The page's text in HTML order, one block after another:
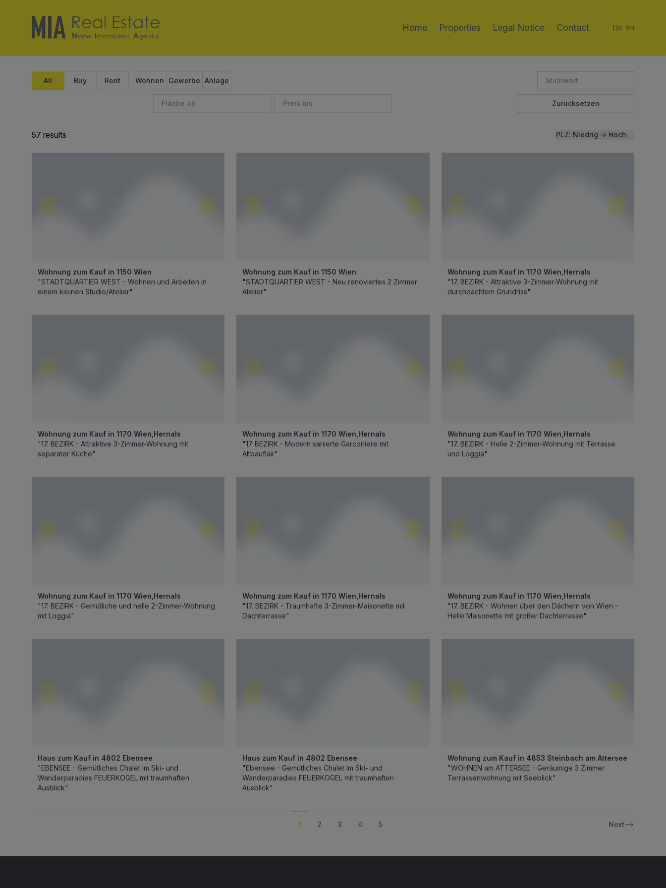
Home Properties Legal Notice Contact De En
All Buy Rent Wohnen Gewerbe Anlage
Zurücksetzen
57 results PLZ: Niedrig → Hoch
Wohnung zum Kauf in 1150 Wien
"STADTQUARTIER WEST - Wohnen und Arbeiten in
einem kleinen Studio/Atelier"
Wohnung zum Kauf in 1150 Wien
"STADTQUARTIER WEST - Neu renoviertes 2 Zimmer
Atelier"
Wohnung zum Kauf in 1170 Wien,Hernals
"17. BEZIRK - Attraktive 3-Zimmer-Wohnung mit
durchdachtem Grundriss"
Wohnung zum Kauf in 1170 Wien,Hernals
"17. BEZIRK - Attraktive 3-Zimmer-Wohnung mit
separater Küche"
Wohnung zum Kauf in 1170 Wien,Hernals
"17 BEZIRK - Modern sanierte Garconiere mit
Altbauflair"
Wohnung zum Kauf in 1170 Wien,Hernals
"17. BEZIRK - Helle 2-Zimmer-Wohnung mit Terrasse
und Loggia"
Wohnung zum Kauf in 1170 Wien,Hernals
"17. BEZIRK - Gemütliche und helle 2-Zimmer-Wohnung
mit Loggia"
Wohnung zum Kauf in 1170 Wien,Hernals
"17. BEZIRK - Traumhafte 3-Zimmer-Maisonette mit
Dachterrasse"
Wohnung zum Kauf in 1170 Wien,Hernals
"17. BEZIRK - Wohnen über den Dächern von Wien –
Helle Maisonette mit großer Dachterrasse"
Haus zum Kauf in 4802 Ebensee
"EBENSEE - Gemütliches Chalet im Ski- und
Wanderparadies FEUERKOGEL mit traumhaften
Ausblick"
Haus zum Kauf in 4802 Ebensee
"Ebensee - Gemütliches Chalet im Ski- und
Wanderparadies FEUERKOGEL mit traumhaften
Ausblick"
Wohnung zum Kauf in 4853 Steinbach am Attersee
"WOHNEN am ATTERSEE - Geräumige 3 Zimmer
Terrassenwohnung mit Seeblick"
1 2 3 4 5 Next